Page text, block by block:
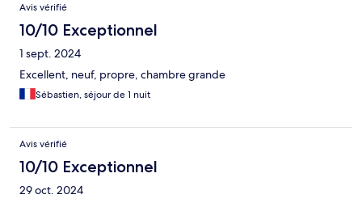
Avis vérifié
10/10 Exceptionnel
1 sept. 2024
Excellent, neuf, propre, chambre grande
Sébastien, séjour de 1 nuit
Avis vérifié
10/10 Exceptionnel
29 oct. 2024